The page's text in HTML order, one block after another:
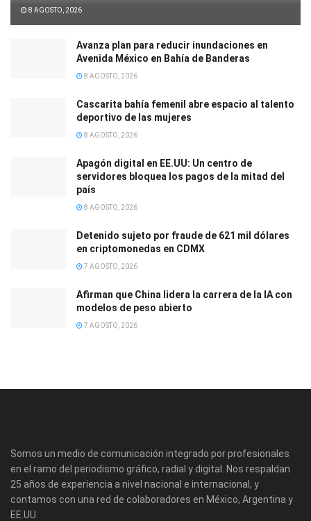
8 AGOSTO, 2026
Avanza plan para reducir inundaciones en
Avenida México en Bahía de Banderas
8 AGOSTO, 2026
Cascarita bahía femenil abre espacio al talento
deportivo de las mujeres
8 AGOSTO, 2026
Apagón digital en EE.UU: Un centro de
servidores bloquea los pagos de la mitad del
país
8 AGOSTO, 2026
Detenido sujeto por fraude de 621 mil dólares
en criptomonedas en CDMX
7 AGOSTO, 2026
Afirman que China lidera la carrera de la IA con
modelos de peso abierto
7 AGOSTO, 2026
Somos un medio de comunicación integrado por profesionales
en el ramo del periodismo gráfico, radial y digital. Nos respaldan
25 años de experiencia a nivel nacional e internacional, y
contamos con una red de colaboradores en México, Argentina y
EE.UU.